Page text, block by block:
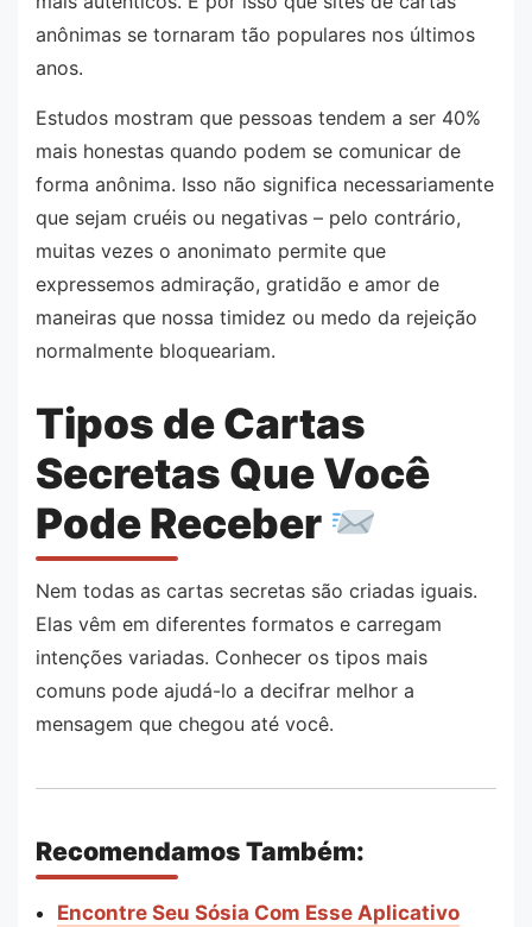
anônimas se tornaram tão populares nos últimos
anos.
Estudos mostram que pessoas tendem a ser 40%
mais honestas quando podem se comunicar de
forma anônima. Isso não significa necessariamente
que sejam cruéis ou negativas – pelo contrário,
muitas vezes o anonimato permite que
expressemos admiração, gratidão e amor de
maneiras que nossa timidez ou medo da rejeição
normalmente bloqueariam.
Tipos de Cartas
Secretas Que Você
Pode Receber
Nem todas as cartas secretas são criadas iguais.
Elas vêm em diferentes formatos e carregam
intenções variadas. Conhecer os tipos mais
comuns pode ajudá-lo a decifrar melhor a
mensagem que chegou até você.
Recomendamos Também:
Encontre Seu Sósia Com Esse Aplicativo